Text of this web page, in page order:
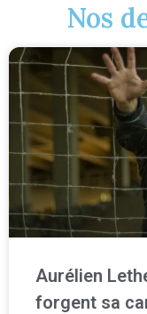
Nos
Aurélien
forgent sa